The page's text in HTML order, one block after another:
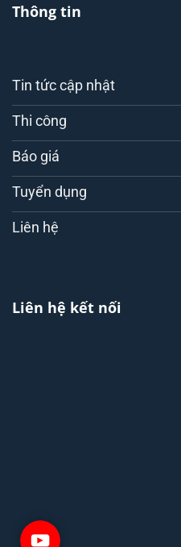
Thông tin
Tin tức cập nhật
Thi công
Báo giá
Tuyển dụng
Liên hệ
Liên hệ kết nối